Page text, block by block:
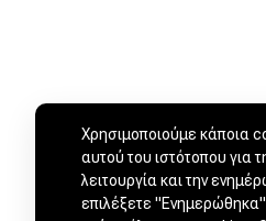
Χρησιμοποιούμε κάποια
αυτού του ιστότοπου για
λειτουργία και την
επιλέξετε